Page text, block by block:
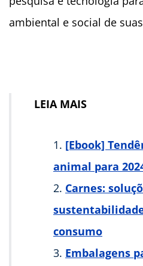
ambiental e social de
LEIA MAIS
[Ebook]
animal para
Carnes:
consumo
Embalagens